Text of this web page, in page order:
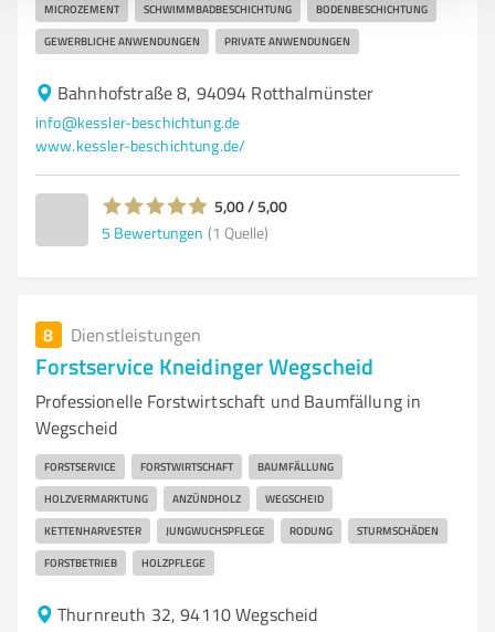
MICROZEMENT SCHWIMMBADBESCHICHTUNG BODENBESCHICHTUNG
GEWERBLICHE ANWENDUNGEN PRIVATE ANWENDUNGEN
Bahnhofstraße 8, 94094 Rotthalmünster
info@kessler-beschichtung.de
www.kessler-beschichtung.de/
5,00 / 5,00
5 Bewertungen (1 Quelle)
8 Dienstleistungen
Forstservice Kneidinger Wegscheid
Professionelle Forstwirtschaft und Baumfällung in
Wegscheid
FORSTSERVICE FORSTWIRTSCHAFT BAUMFÄLLUNG
HOLZVERMARKTUNG ANZÜNDHOLZ WEGSCHEID
KETTENHARVESTER JUNGWUCHSPFLEGE RODUNG STURMSCHÄDEN
FORSTBETRIEB HOLZPFLEGE
Thurnreuth 32, 94110 Wegscheid